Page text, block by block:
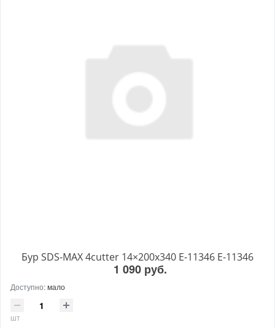
Бур SDS-MAX 4cutter 14×200x340 E-11346 E-11346
1 090 руб.
Доступно:мало
шт